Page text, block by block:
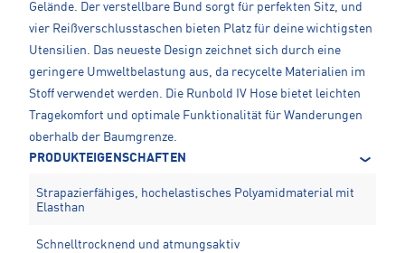
Gelände. Der verstellbare Bund sorgt für perfekten Sitz, und
vier Reißverschlusstaschen bieten Platz für deine wichtigsten
Utensilien. Das neueste Design zeichnet sich durch eine
geringere Umweltbelastung aus, da recycelte Materialien im
Stoff verwendet werden. Die Runbold IV Hose bietet leichten
Tragekomfort und optimale Funktionalität für Wanderungen
oberhalb der Baumgrenze.
PRODUKTEIGENSCHAFTEN
Strapazierfähiges, hochelastisches Polyamidmaterial mit
Elasthan
Schnelltrocknend und atmungsaktiv